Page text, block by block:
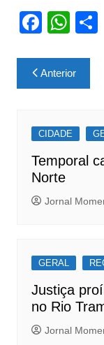
F
c
e
o
o
k
W
at
s
p
p
S
Navegação
de
Anterior
CIDADE
Temporal
Norte
Jornal
GERAL
Justiça
no Rio
Jornal